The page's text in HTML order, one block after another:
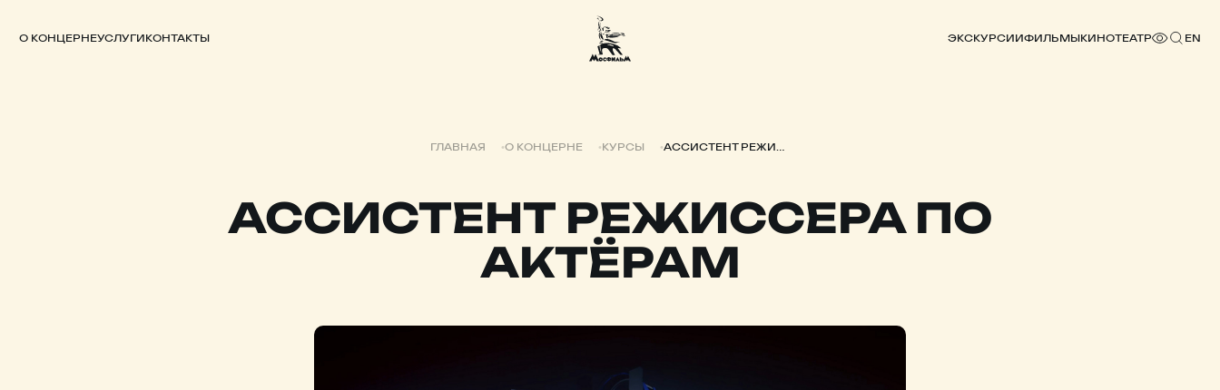
О КОНЦЕРНЕУСЛУГИКОНТАКТЫ ЭКСКУРСИИФИЛЬМЫКИНОТЕАТР EN
ГЛАВНАЯ О КОНЦЕРНЕ КУРСЫ АССИСТЕНТ РЕЖИССЕРА ПО АКТЁРАМ
АССИСТЕНТ РЕЖИССЕРА ПО
АКТЁРАМ